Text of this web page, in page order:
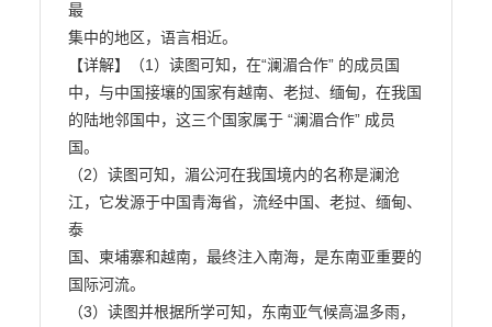
最
集中的地区，语言相近。
【详解】（1）读图可知，在“澜湄合作” 的成员国
中，与中国接壤的国家有越南、老挝、缅甸，在我国
的陆地邻国中，这三个国家属于 “澜湄合作” 成员
国。
（2）读图可知，湄公河在我国境内的名称是澜沧
江，它发源于中国青海省，流经中国、老挝、缅甸、
泰
国、柬埔寨和越南，最终注入南海，是东南亚重要的
国际河流。
（3）读图并根据所学可知，东南亚气候高温多雨，